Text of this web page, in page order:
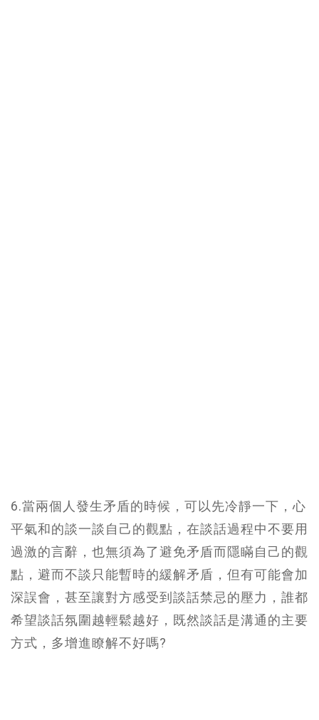
6.當兩個人發生矛盾的時候，可以先冷靜一下，心
平氣和的談一談自己的觀點，在談話過程中不要用
過激的言辭，也無須為了避免矛盾而隱瞞自己的觀
點，避而不談只能暫時的緩解矛盾，但有可能會加
深誤會，甚至讓對方感受到談話禁忌的壓力，誰都
希望談話氛圍越輕鬆越好，既然談話是溝通的主要
方式，多增進瞭解不好嗎?